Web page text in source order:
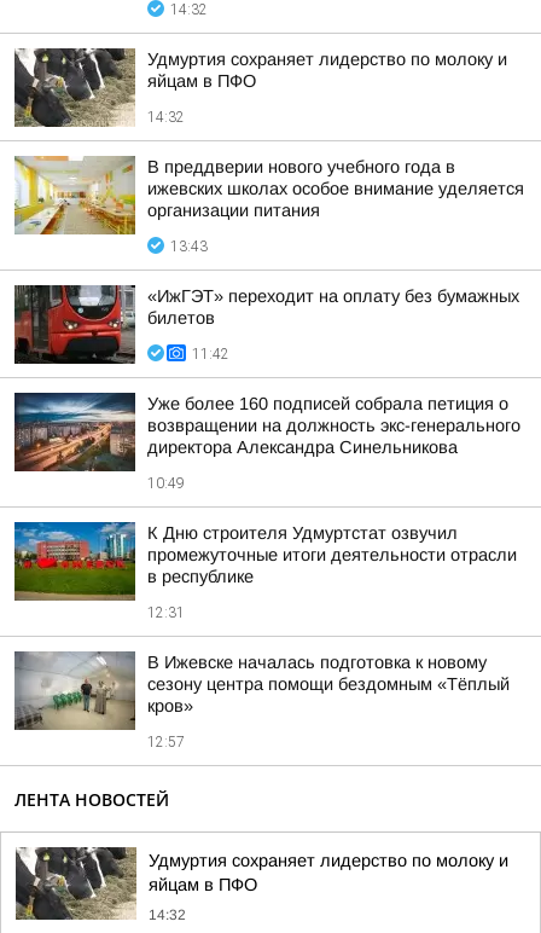
14:32
Удмуртия сохраняет лидерство по молоку и
яйцам в ПФО
14:32
В преддверии нового учебного года в
ижевских школах особое внимание уделяется
организации питания
13:43
«ИжГЭТ» переходит на оплату без бумажных
билетов
11:42
Уже более 160 подписей собрала петиция о
возвращении на должность экс-генерального
директора Александра Синельникова
10:49
К Дню строителя Удмуртстат озвучил
промежуточные итоги деятельности отрасли
в республике
12:31
В Ижевске началась подготовка к новому
сезону центра помощи бездомным «Тёплый
кров»
12:57
ЛЕНТА НОВОСТЕЙ
Удмуртия сохраняет лидерство по молоку и
яйцам в ПФО
14:32